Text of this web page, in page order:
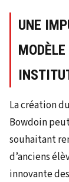
UNE
La création
Bowdoin
souhaitant
d’anciens
innovante